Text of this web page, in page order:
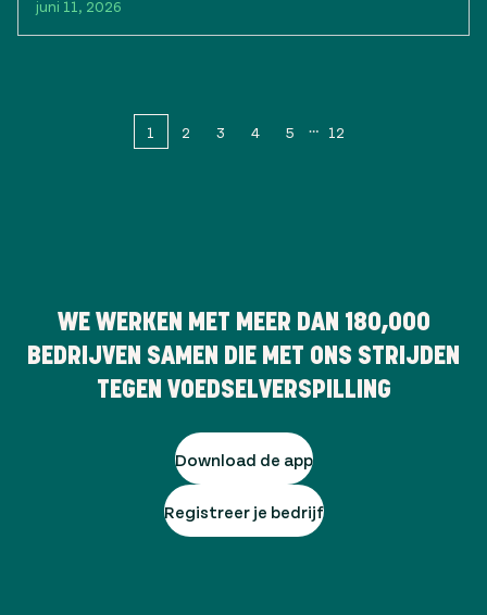
juni 11, 2026
1 2 3 4 5 12
WE WERKEN MET MEER DAN 180,000
BEDRIJVEN SAMEN DIE MET ONS STRIJDEN
TEGEN VOEDSELVERSPILLING
Download de app
Registreer je bedrijf